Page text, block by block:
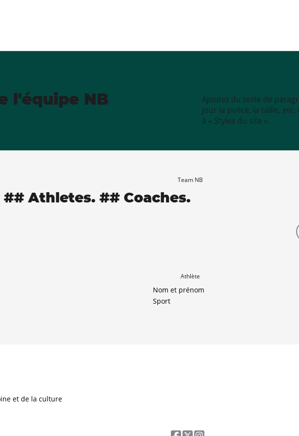
l'équipe NB
Ajoutez du texte de
jour la police, la taille,
à « Styles du site ».
Team NB
## Athletes. ## Coaches.
Athlète
Nom et prénom
Sport
et de la culture